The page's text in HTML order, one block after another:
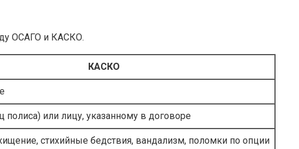
ОСАГО и КАСКО.
КАСКО
полиса) или лицу, указанному в договоре
стихийные бедствия, вандализм, поломки по опции